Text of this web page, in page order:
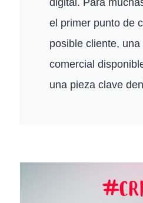
el primer punto de
posible cliente,
comercial
una pieza clave